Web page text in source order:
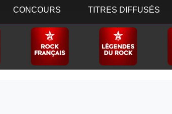
CONCOURS TITRES DIFFUSÉS